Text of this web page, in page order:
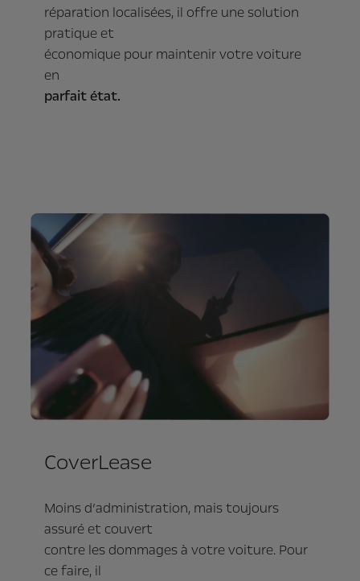
réparation localisées, il offre une solution
pratique et
économique pour maintenir votre voiture
en
parfait état.
CoverLease
Moins d’administration, mais toujours
assuré et couvert
contre les dommages à votre voiture. Pour
ce faire, il